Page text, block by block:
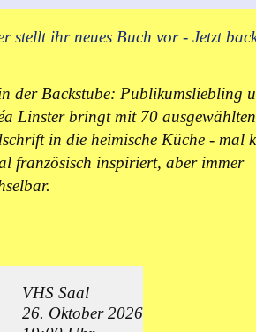
stellt ihr neues Buch vor - Jetzt
der Backstube: Publikumsliebling
Linster bringt mit 70 ausgewählten
in die heimische Küche - mal
französisch inspiriert, aber immer
VHS Saal
26. Oktober 2026